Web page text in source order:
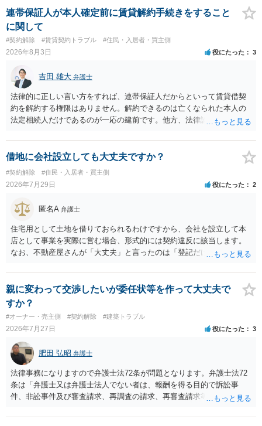
連帯保証人が本人確定前に賃貸解約手続きをすること
に関して
#契約解除 #賃貸契約トラブル #住民・入居者・買主側
2026年8月3日 役にたった 3
吉田 雄大 弁護士
法律的に正しい言い方をすれば、連帯保証人だからといって賃貸借契
約を解約する権限はありません。解約できるのは亡くなられた本人の
法定相続人だけであるのが一応の建前です。他方、法律論はさてお
する動機づけがなくなります。 今回進められつつある手続はあくまで
も、建物を賃貸人に一日も早く明け渡すための便宜的方法として理解
するのが良いと思います。またその方法で進めた方が、連帯保証人で
あるお知り合いさんにとっても、自身の経済的負担を最小限に食い止
められるため望ましいやり方だといえます。
借地に会社設立しても大丈夫ですか？
#契約解除 #住民・入居者・買主側
2026年7月29日 役にたった 2
匿名A 弁護士
住宅用として土地を借りておられるわけですから、会社を設立して本
店として事業を実際に営む場合、形式的には契約違反に該当します。
なお、不動産屋さんが「大丈夫」と言ったのは「登記だけなら実務上
れますが、これは法的な保証ではありません。 ただ、解除まで認めら
れるかどうかについては信頼関係が破壊されたかどうかで判断されま
すので、建物を事務所・店舗用に大きく改築する等までなさらない限
り、リスクはそれほど大きくないかもしれません。 しかしそれでも、
大家さんが契約違反を口実に、将来の更新時に更新料の上乗せを要求
したり、立ち退きを迫る材料に使ったりする可能性は否定できませ
ん。
親に変わって交渉したいが委任状等を作って大丈夫で
すか？
#オーナー・売主側 #契約解除 #建築トラブル
2026年7月27日 役にたった 3
肥田 弘昭 弁護士
法律事務になりますので弁護士法72条が問題となります。弁護士法72
条は「弁護士又は弁護士法人でない者は、報酬を得る目的で訴訟事
件、非訟事件及び審査請求、再調査の請求、再審査請求等行政庁に対
しくは和解その他の法律事務を取り扱い、又はこれらの周旋をするこ